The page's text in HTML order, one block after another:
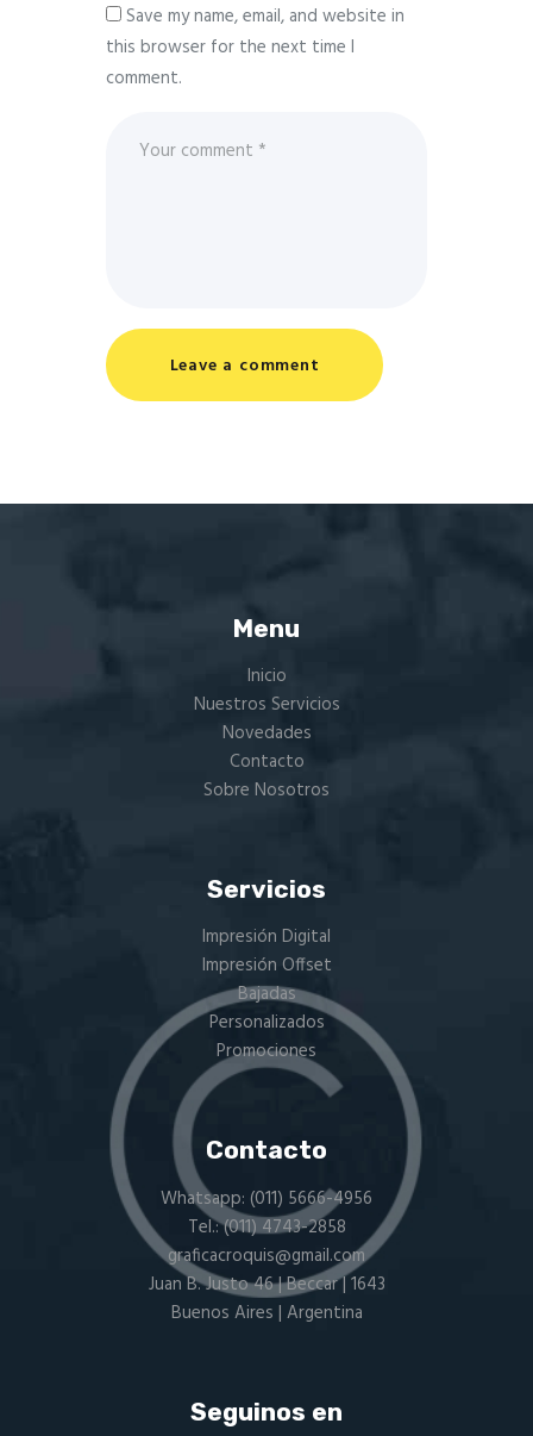
Save my name, email, and website in
this browser for the next time I
comment.
Menu
Inicio
Nuestros Servicios
Novedades
Contacto
Sobre Nosotros
Servicios
Impresión Digital
Impresión Offset
Bajadas
Personalizados
Promociones
Contacto
Whatsapp: (011) 5666-4956
Tel.:(011) 4743-2858
graficacroquis@gmail.com
Juan B. Justo 46 | Beccar | 1643
Buenos Aires | Argentina
Seguinos en